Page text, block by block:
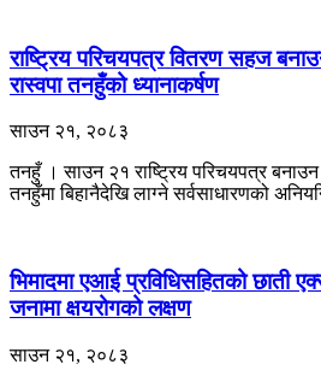
राष्ट्रिय परिचयपत्र वितरण सहज
रास्वपा तनहुँको ध्यानाकर्षण
साउन २१, २०८३
तनहुँ । साउन २१ राष्ट्रिय परिचयपत्र
तनहुँमा बिहानैदेखि लाग्ने सर्वसाधारणको
भिमादमा एआई प्रविधिसहितको छाती
जनामा क्षयरोगको लक्षण
साउन २१, २०८३